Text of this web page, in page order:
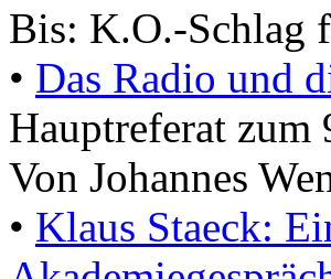
Bis: K.O.-Schlag
• Das Radio und
Hauptreferat zum
Von Johannes
• Klaus Staeck: